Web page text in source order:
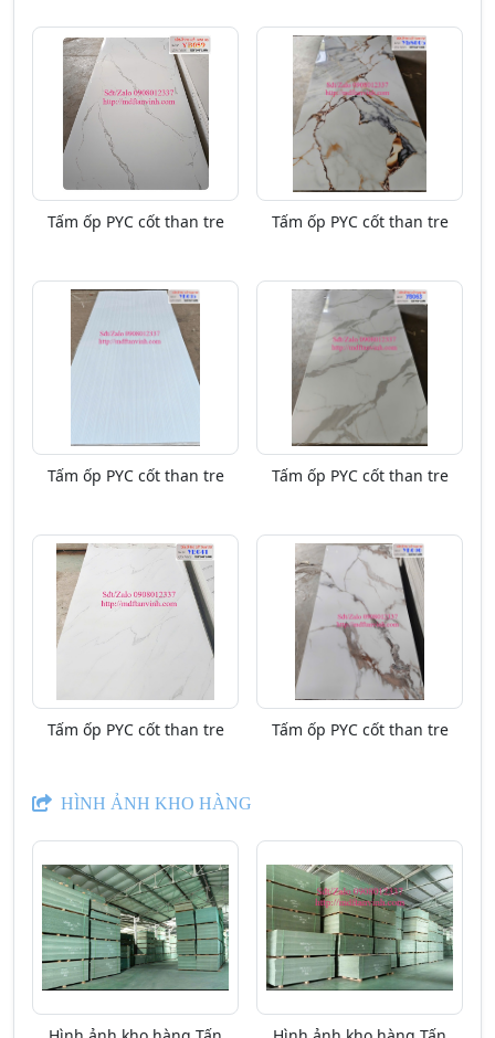
Tấm ốp PYC cốt than tre Tấm ốp PYC cốt than tre
Tấm ốp PYC cốt than tre Tấm ốp PYC cốt than tre
Tấm ốp PYC cốt than tre Tấm ốp PYC cốt than tre
HÌNH ẢNH KHO HÀNG